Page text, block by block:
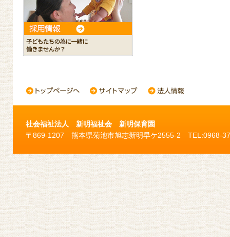
社会福祉法人 新明福祉会 新明保育園
〒869-1207 熊本県菊池市旭志新明早ケ2555-2 TEL:0968-